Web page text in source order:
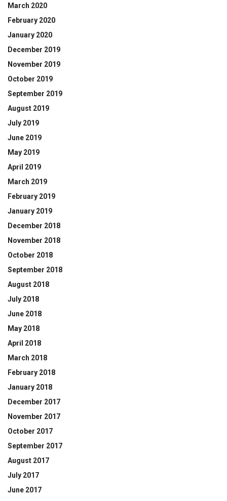
March 2020
February 2020
January 2020
December 2019
November 2019
October 2019
September 2019
August 2019
July 2019
June 2019
May 2019
April 2019
March 2019
February 2019
January 2019
December 2018
November 2018
October 2018
September 2018
August 2018
July 2018
June 2018
May 2018
April 2018
March 2018
February 2018
January 2018
December 2017
November 2017
October 2017
September 2017
August 2017
July 2017
June 2017